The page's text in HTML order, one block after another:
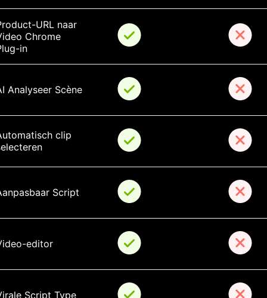
URL naar
Chrome
in
Analyseer Scène
clip
Script
editor
Script Type